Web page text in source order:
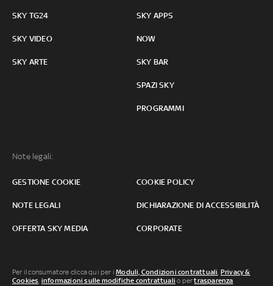
SKY TG24
SKY VIDEO
SKY ARTE
SKY APPS
NOW
SKY BAR
SPAZI SKY
PROGRAMMI
Note legali:
GESTIONE COOKIE COOKIE POLICY
NOTE LEGALI DICHIARAZIONE DI ACCESSIBILITÀ
OFFERTA SKY MEDIA CORPORATE
Per il consumatore clicca qui per iModuli, Condizioni contrattuali, Privacy &
Cookies, informazioni sulle modifiche contrattuali o pertrasparenza